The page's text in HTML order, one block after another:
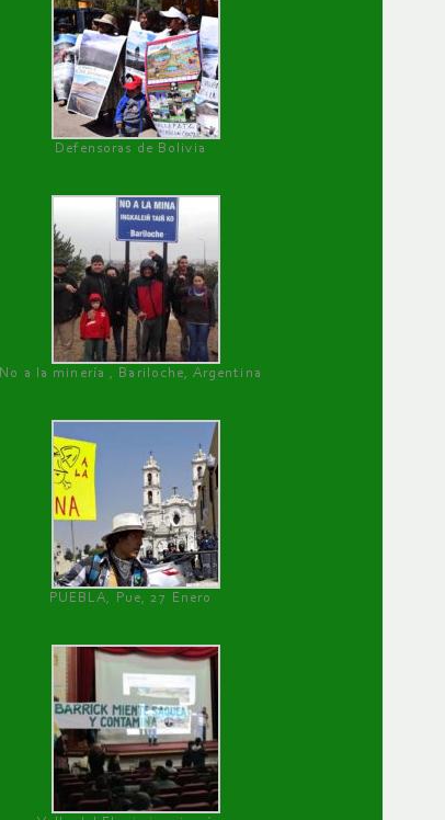
Defensoras de Bolivia
No a la minería , Bariloche, Argentina
PUEBLA, Pue, 27 Enero